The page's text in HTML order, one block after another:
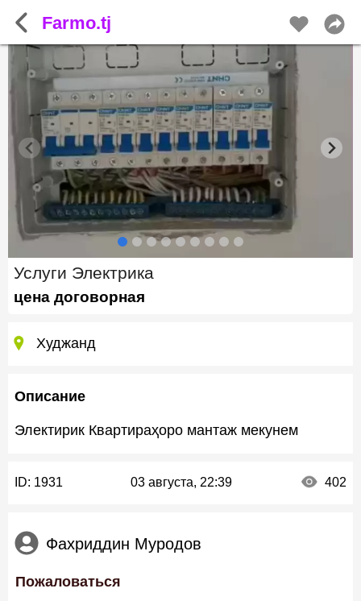
Услуги Электрика
цена договорная
Худжанд
Описание
Электирик Квартираҳоро мантаж мекунем
ID: 1931 03 августа, 22:39 402
Фахриддин Муродов
Пожаловаться
Farmo.tj